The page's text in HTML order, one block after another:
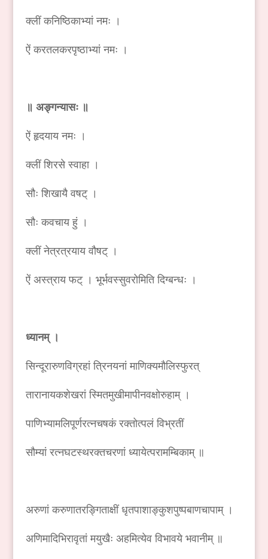
क्लीं कनिष्ठिकाभ्यां नमः ।
ऐं करतलकरपृष्ठाभ्यां नमः ।
॥ अङ्गन्यासः ॥
ऐं हृदयाय नमः ।
क्लीं शिरसे स्वाहा ।
सौः शिखायै वषट् ।
सौः कवचाय हुं ।
क्लीं नेत्रत्रयाय वौषट् ।
ऐं अस्त्राय फट् । भूर्भवस्सुवरोमिति दिग्बन्धः ।
ध्यानम् ।
सिन्दूरारुणविग्रहां त्रिनयनां माणिक्यमौलिस्फुरत्
तारानायकशेखरां स्मितमुखीमापीनवक्षोरुहाम् ।
पाणिभ्यामलिपूर्णरत्नचषकं रक्तोत्पलं विभ्रतीं
सौम्यां रत्नघटस्थरक्तचरणां ध्यायेत्परामम्बिकाम् ॥
अरुणां करुणातरङ्गिताक्षीं धृतपाशाङ्कुशपुष्पबाणचापाम् ।
अणिमादिभिरावृतां मयुखैः अहमित्येव विभावये भवानीम् ॥